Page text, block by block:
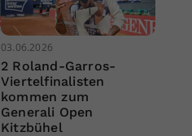
03.06.2026
2 Roland-Garros-
Viertelfinalisten
kommen zum
Generali Open
Kitzbühel